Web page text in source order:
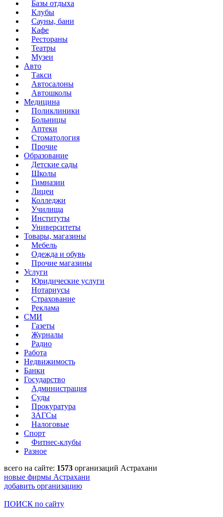
Базы отдыха
Клубы
Сауны, бани
Кафе
Рестораны
Театры
Музеи
Авто
Такси
Автосалоны
Автошколы
Медицина
Поликлиники
Больницы
Аптеки
Стоматология
Прочие
Образование
Детские сады
Школы
Гимназии
Лицеи
Колледжи
Училища
Институты
Университеты
Товары, магазины
Мебель
Одежда и обувь
Прочие магазины
Услуги
Юридические услуги
Нотариусы
Страхование
Реклама
СМИ
Газеты
Журналы
Радио
Работа
Недвижимость
Банки
Государство
Администрация
Суды
Прокуратура
ЗАГСы
Налоговые
Спорт
Фитнес-клубы
Разное
всего на сайте: 1573 организаций Астрахани
новые фирмы Астрахани
добавить организацию
ПОИСК по сайту